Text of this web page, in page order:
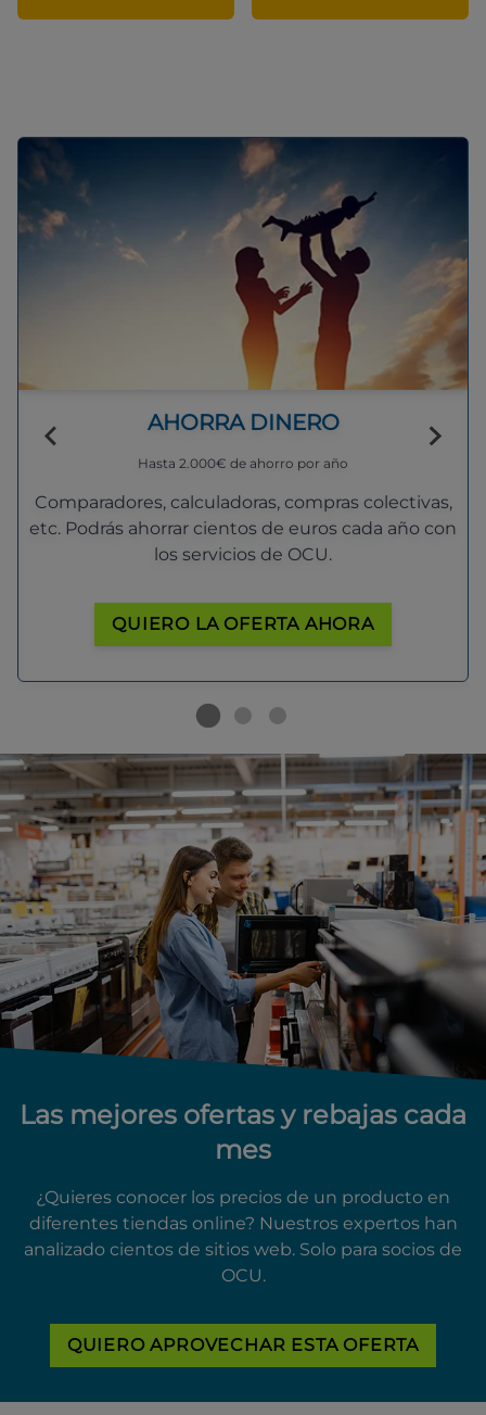
AHORRA DINERO
Hasta 2.000€ de ahorro por año
Comparadores, calculadoras, compras colectivas,
etc. Podrás ahorrar cientos de euros cada año con
los servicios de OCU.
QUIERO LA OFERTA AHORA
Las mejores ofertas y rebajas cada
mes
¿Quieres conocer los precios de un producto en
diferentes tiendas online? Nuestros expertos han
analizado cientos de sitios web. Solo para socios de
OCU.
QUIERO APROVECHAR ESTA OFERTA